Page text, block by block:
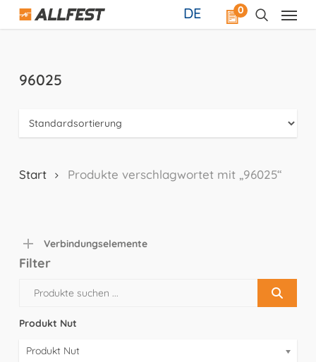
Skip
0
DE
96025
Start Produkte verschlagwortet mit „96025“
Verbindungselemente
Filter
Produkt Nut
Produkt Nut